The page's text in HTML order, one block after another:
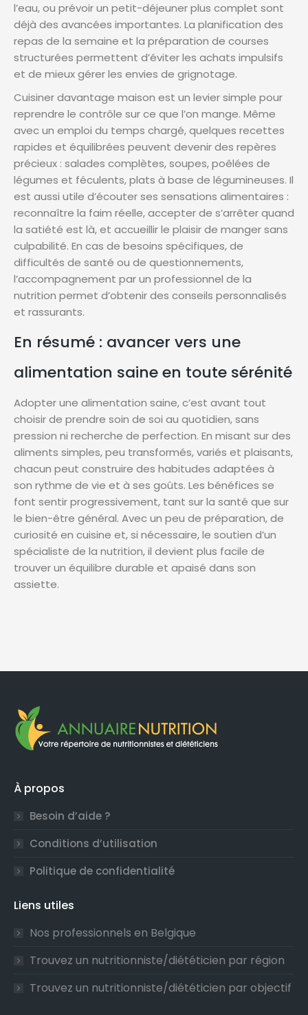
l’eau, ou prévoir un petit-déjeuner plus complet sont
déjà des avancées importantes. La planification des
repas de la semaine et la préparation de courses
structurées permettent d’éviter les achats impulsifs
et de mieux gérer les envies de grignotage.
Cuisiner davantage maison est un levier simple pour
reprendre le contrôle sur ce que l’on mange. Même
avec un emploi du temps chargé, quelques recettes
rapides et équilibrées peuvent devenir des repères
précieux : salades complètes, soupes, poêlées de
légumes et féculents, plats à base de légumineuses. Il
est aussi utile d’écouter ses sensations alimentaires :
reconnaître la faim réelle, accepter de s’arrêter quand
la satiété est là, et accueillir le plaisir de manger sans
culpabilité. En cas de besoins spécifiques, de
difficultés de santé ou de questionnements,
l’accompagnement par un professionnel de la
nutrition permet d’obtenir des conseils personnalisés
et rassurants.
En résumé : avancer vers une
alimentation saine en toute sérénité
Adopter une alimentation saine, c’est avant tout
choisir de prendre soin de soi au quotidien, sans
pression ni recherche de perfection. En misant sur des
aliments simples, peu transformés, variés et plaisants,
chacun peut construire des habitudes adaptées à
son rythme de vie et à ses goûts. Les bénéfices se
font sentir progressivement, tant sur la santé que sur
le bien-être général. Avec un peu de préparation, de
curiosité en cuisine et, si nécessaire, le soutien d’un
spécialiste de la nutrition, il devient plus facile de
trouver un équilibre durable et apaisé dans son
assiette.
À propos
Besoin d’aide ?
Conditions d’utilisation
Politique de confidentialité
Liens utiles
Nos professionnels en Belgique
Trouvez un nutritionniste/diététicien par région
Trouvez un nutritionniste/diététicien par objectif